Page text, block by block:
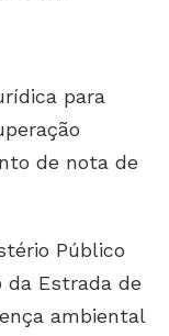
para
de nota de
Público
da Estrada de
ambiental